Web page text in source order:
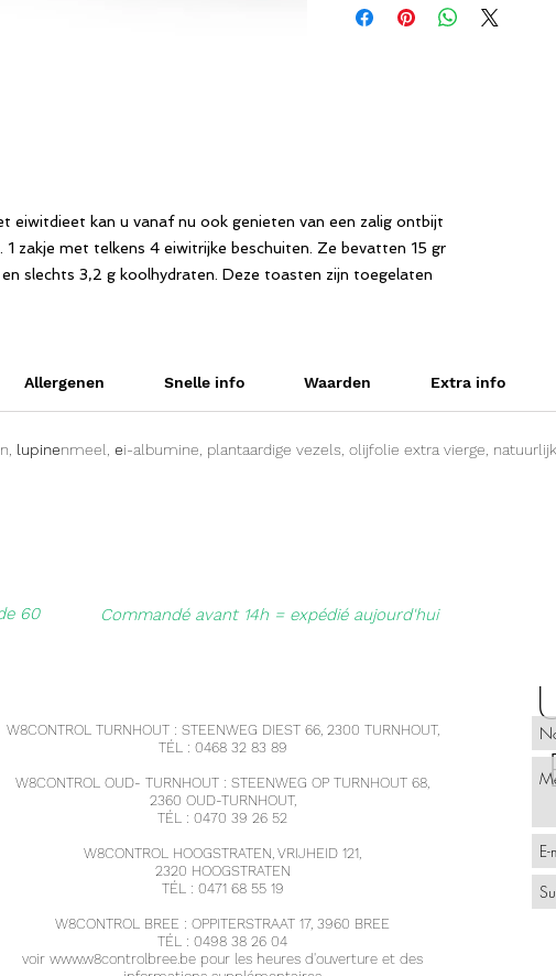
eiwitdieet kan u vanaf nu ook genieten van een zalig ontbijt
zakje met telkens 4 eiwitrijke beschuiten. Ze bevatten 15 gr
slechts 3,2 g koolhydraten. Deze toasten zijn toegelaten
Allergenen Snelle info Waarden Extra info
lupinenmeel, ei-albumine, plantaardige vezels, olijfolie extra vierge,
60
Commandé avant 14h = expédié aujourd'hui
W8CONTROL TURNHOUT : STEENWEG DIEST 66, 2300 TURNHOUT,
TÉL : 0468 32 83 89
W8CONTROL OUD- TURNHOUT : STEENWEG OP TURNHOUT 68,
2360 OUD-TURNHOUT,
TÉL : 0470 39 26 52
W8CONTROL HOOGSTRATEN, VRIJHEID 121,
2320 HOOGSTRATEN
TÉL : 0471 68 55 19
W8CONTROL BREE : OPPITERSTRAAT 17, 3960 BREE
TÉL : 0498 38 26 04
voir www.w8controlbree.be pour les heures d'ouverture et des